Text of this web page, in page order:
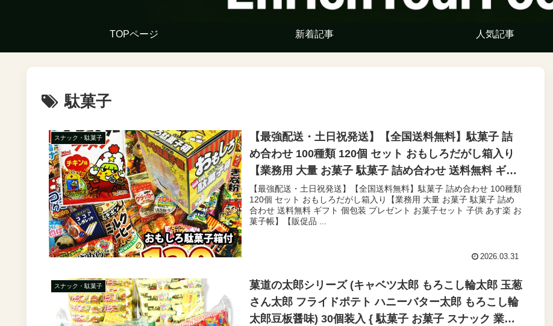
TOPページ 新着記事 人気記事
駄菓子
スナック・駄菓子
【最強配送・土日祝発送】【全国送料無料】駄菓子 詰
め合わせ 100種類 120個 セット おもしろだがし箱入り
【業務用 大量 お菓子 駄菓子 詰め合わせ 送料無料 ギフ
ト 個包装 プレゼント お菓子セット 子供 あす楽 お菓子
帳】【販促品 こどもの日 景品 お菓子 駄菓子 】
【最強配送・土日祝発送】【全国送料無料】駄菓子 詰め合わせ 100種類
120個 セット おもしろだがし箱入り【業務用 大量 お菓子 駄菓子 詰め
合わせ 送料無料 ギフト 個包装 プレゼント お菓子セット 子供 あす楽 お
菓子帳】【販促品 ...
2026.03.31
スナック・駄菓子
菓道の太郎シリーズ (キャベツ太郎 もろこし輪太郎 玉葱
さん太郎 フライドポテト ハニーバター太郎 もろこし輪
太郎豆板醤味) 30個装入 { 駄菓子 お菓子 スナック 業務